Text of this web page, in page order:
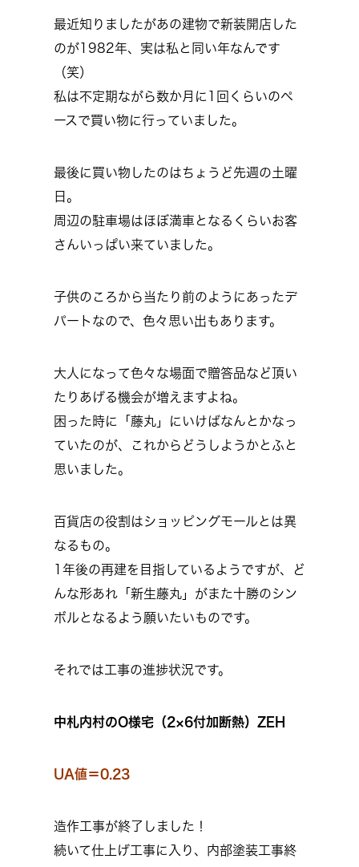
最近知りましたがあの建物で新装開店した
のが1982年、実は私と同い年なんです
（笑）
私は不定期ながら数か月に1回くらいのペ
ースで買い物に行っていました。
最後に買い物したのはちょうど先週の土曜
日。
周辺の駐車場はほぼ満車となるくらいお客
さんいっぱい来ていました。
子供のころから当たり前のようにあったデ
パートなので、色々思い出もあります。
大人になって色々な場面で贈答品など頂い
たりあげる機会が増えますよね。
困った時に「藤丸」にいけばなんとかなっ
ていたのが、これからどうしようかとふと
思いました。
百貨店の役割はショッピングモールとは異
なるもの。
1年後の再建を目指しているようですが、ど
んな形あれ「新生藤丸」がまた十勝のシン
ボルとなるよう願いたいものです。
それでは工事の進捗状況です。
中札内村のO様宅 （2×6付加断熱）ZEH
UA値＝0.23
造作工事が終了しました！
続いて仕上げ工事に入り、内部塗装工事終